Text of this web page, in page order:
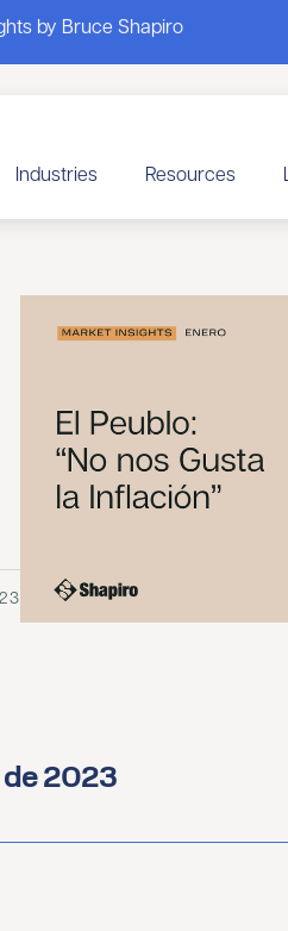
by Bruce Shapiro
Industries Resources
de 2023